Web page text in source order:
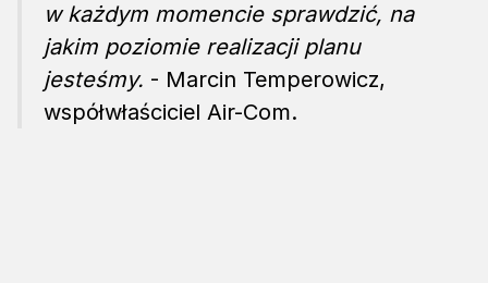
w każdym momencie sprawdzić, na
jakim poziomie realizacji planu
jesteśmy. - Marcin Temperowicz,
współwłaściciel Air-Com.